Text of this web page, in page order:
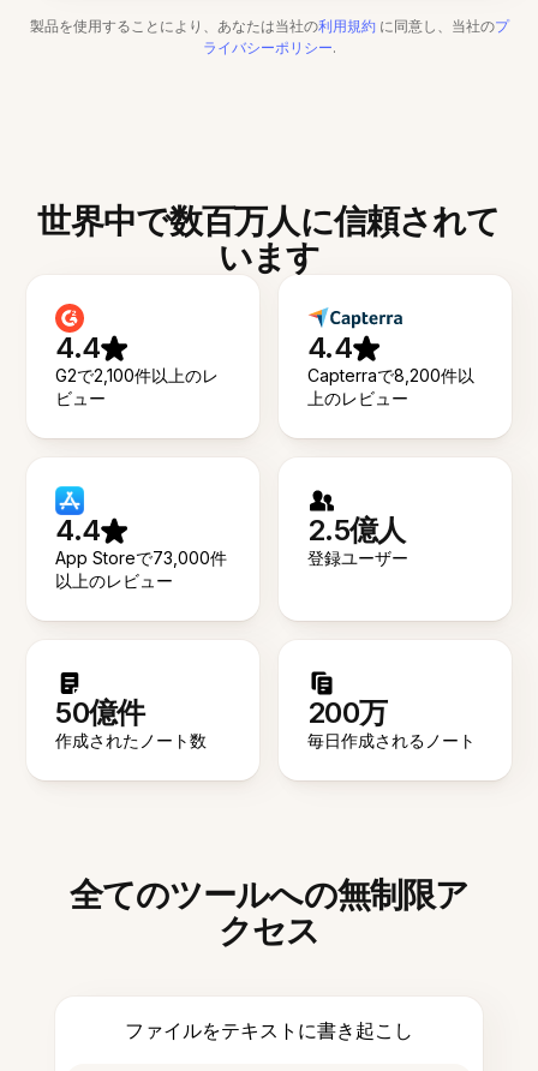
製品を使用することにより、あなたは当社の利用規約 に同意し、当社のプ
ライバシーポリシー.
世界中で数百万人に信頼されて
います
4.4
G2で2,100件以上のレ
ビュー
4.4
Capterraで8,200件以
上のレビュー
4.4
App Storeで73,000件
以上のレビュー
2.5億人
登録ユーザー
50億件
作成されたノート数
200万
毎日作成されるノート
全てのツールへの無制限ア
クセス
ファイルをテキストに書き起こし